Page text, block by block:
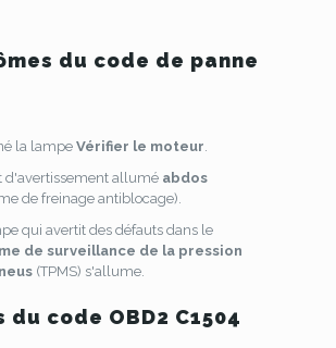
du code de panne
la lampe Vérifier le moteur.
d'avertissement allumé abdos
de freinage antiblocage).
qui avertit des défauts dans le
de surveillance de la pression
(TPMS) s'allume.
du code OBD2 C1504